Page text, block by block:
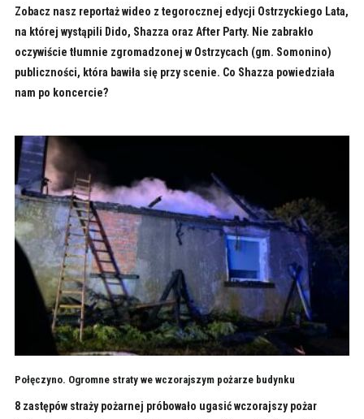
Zobacz nasz reportaż wideo z tegorocznej edycji Ostrzyckiego Lata,
na której wystąpili Dido, Shazza oraz After Party. Nie zabrakło
oczywiście tłumnie zgromadzonej w Ostrzycach (gm. Somonino)
publiczności, która bawiła się przy scenie. Co Shazza powiedziała
nam po koncercie?
Połęczyno. Ogromne straty we wczorajszym pożarze budynku
8 zastępów straży pożarnej próbowało ugasić wczorajszy pożar